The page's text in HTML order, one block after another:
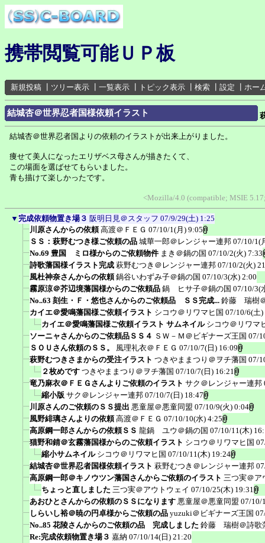
携帯閲覧可能ＵＰ板
新規投稿 ツリー表示 一覧表示 トピック表示 検索 設定 ホー
結城杏＠世界忍者国様依頼イラスト
結城杏＠世界忍者国よりの依頼のイラストが出来上がりました。
痩せて美人になったエリザベス母さんが描きたくて、
この場面を選ばせてもらいました。
青も描けて楽しかったです。
<Mozilla/4.0 (compatible; MSIE
▼ 完成依頼物置き場３ 阪明日見＠スタッフ 07/9/29(土) 1:25
川原さんからの依頼 高渡＠ＦＥＧ 07/10/1(月) 9:05
ＳＳ：萩野むつき様ご依頼の品 城華一郎＠レンジャー連邦 07/10/1(
No.69 豊国 ミロ様からのご依頼物件 まき＠鍋の国 07/10/2(火) 7:33
詩歌藩国様イラスト完成 萩野むつき＠レンジャー連邦 07/10/2(火)
風杜神奈さんからの依頼 鍋谷いわずみ子＠鍋の国 07/10/3(水) 2:00
霧原涼＠芥辺境藩国様からのご依頼品 鍋 ヒサ子＠鍋の国 07/10/3(
No..63 刻生・Ｆ・悠也さんからのご依頼品 ＳＳ完成... 鈴藤 瑞樹
カイエ＠愛鳴藩国様ご依頼イラスト シコウ＠リワマヒ国 07/10/6(土)
カイエ＠愛鳴藩国様ご依頼イラスト サムネイル シコウ＠リワマ
ソーニャさんからのご依頼品ＳＳ４ ＳＷ－Ｍ＠ビギナーズ王国 07/
ＳＯＵさん依頼のＳＳ。
風理礼衣＠ＦＥＧ 07/10/7(日) 16:09
萩野むつきさまからの受注イラスト つきやままつり＠ヲチ藩国 07/
２枚めです つきやままつり＠ヲチ藩国 07/10/7(日) 16:21
竜乃麻衣＠ＦＥＧさんよりご依頼のイラスト サク＠レンジャー連邦
縮小版 サク＠レンジャー連邦 07/10/7(日) 18:47
川原さんのご依頼のＳＳ提出 悪童屋＠悪童同盟 07/10/9(火) 0:04
風野緋璃さんよりの依頼 高渡＠ＦＥＧ 07/10/10(水) 4:25
高原鋼一郎さんからの依頼ＳＳ 龍鍋 ユウ＠鍋の国 07/10/11(木)
猫野和錆＠玄霧藩国様からのご依頼イラスト シコウ＠リワマヒ国
縮小サムネイル シコウ＠リワマヒ国 07/10/11(木) 19:24
結城杏＠世界忍者国様依頼イラスト 萩野むつき＠レンジャー連邦
高原鋼一郎＠キノウツン藩国さんからご依頼のイラスト 三つ実＠ア
ちょっと直しました 三つ実＠アウトウェイ 07/10/25(木) 19:31
あおひとさんからの依頼のＳＳになります 悪童屋＠悪童同盟 07/10/
しらいし裕＠暁の円卓様からご依頼の品 yuzuki＠ビギナーズ王国
No..85 花陵さんからのご依頼の品 完成しました 鈴藤 瑞樹＠詩歌
Re:完成依頼物置き場３ 嘉納 07/10/14(日) 21:20